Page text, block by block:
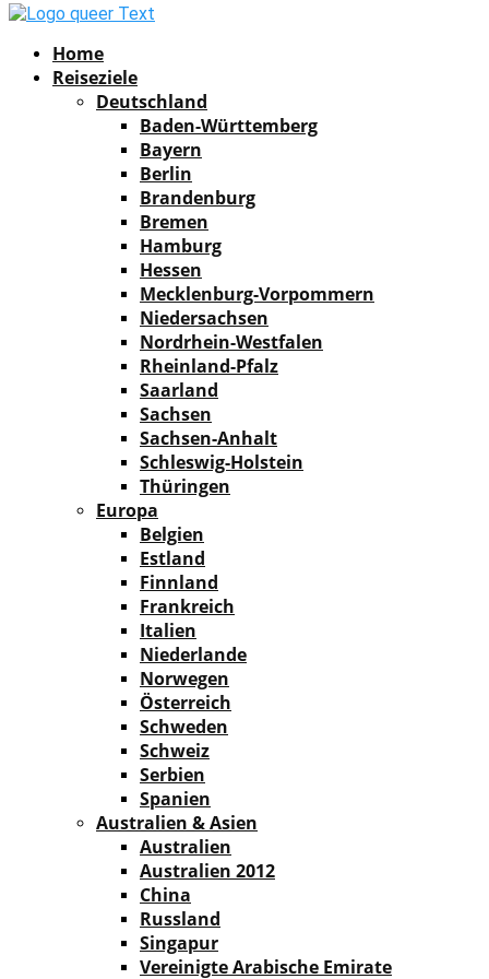
Home
Reiseziele
Deutschland
Baden-Württemberg
Bayern
Berlin
Brandenburg
Bremen
Hamburg
Hessen
Mecklenburg-Vorpommern
Niedersachsen
Nordrhein-Westfalen
Rheinland-Pfalz
Saarland
Sachsen
Sachsen-Anhalt
Schleswig-Holstein
Thüringen
Europa
Belgien
Estland
Finnland
Frankreich
Italien
Niederlande
Norwegen
Österreich
Schweden
Schweiz
Serbien
Spanien
Australien & Asien
Australien
Australien 2012
China
Russland
Singapur
Vereinigte Arabische Emirate